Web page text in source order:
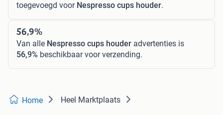
toegevoegd voor Nespresso cups houder.
56,9%
Van alle Nespresso cups houder advertenties is
56,9% beschikbaar voor verzending.
Home Heel Marktplaats